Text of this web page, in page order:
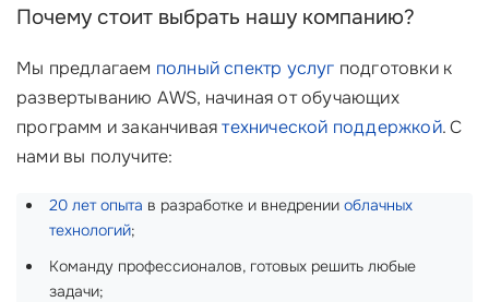
Почему стоит выбрать нашу компанию?
Мы предлагаем полный спектр услуг подготовки к
развертыванию AWS, начиная от обучающих
программ и заканчиваятехнической поддержкой. С
нами вы получите:
20 лет опыта в разработке и внедрении облачных
технологий;
Команду профессионалов, готовых решить любые
задачи;